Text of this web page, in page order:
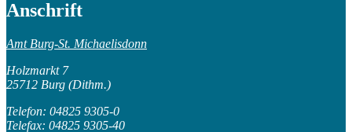
Anschrift
Amt Burg-St. Michaelisdonn
Holzmarkt 7
25712 Burg (Dithm.)
Telefon: 04825 9305-0
Telefax: 04825 9305-40